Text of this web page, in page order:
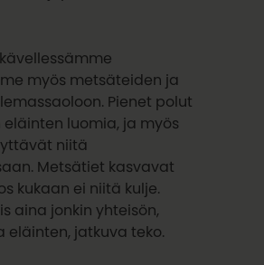
myös metsäteiden ja
Pienet polut
eläinten luomia, ja myös
niitä
Metsätiet kasvavat
kukaan ei niitä kulje.
aina jonkin yhteisön,
eläinten, jatkuva teko.